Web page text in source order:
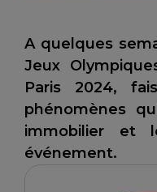
A quelques
Jeux
Paris 2024,
phénomènes
immobilier et
événement.